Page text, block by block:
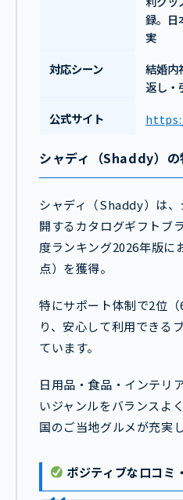
録。日
実
対応シーン
結婚内
返し・
公式サイト
シャディ（Shaddy）の
シャディ（Shaddy）は
開するカタログギフトブ
度ランキング2026年版に
点）を獲得。
特にサポート体制で2位
り、安心して利用できる
ています。
日用品・食品・インテリ
いジャンルをバランスよ
国のご当地グルメが充実
ポジティブな口コミ